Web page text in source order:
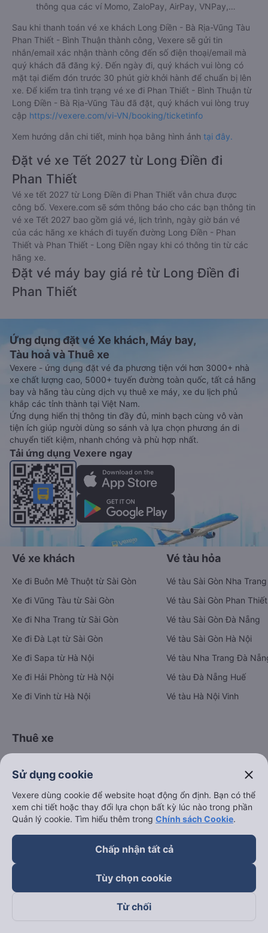
thông qua các ví Momo, ZaloPay, AirPay, VNPay,…
Sau khi thanh toán vé xe khách Long Điền - Bà Rịa-Vũng Tàu
Phan Thiết - Bình Thuận thành công, Vexere sẽ gửi tin
nhắn/email xác nhận thành công đến số điện thoại/email mà
quý khách đã đăng ký. Đến ngày đi, quý khách vui lòng có
mặt tại điểm đón trước 30 phút giờ khởi hành để chuẩn bị lên
xe. Để kiểm tra tình trạng vé xe đi Phan Thiết - Bình Thuận từ
Long Điền - Bà Rịa-Vũng Tàu đã đặt, quý khách vui lòng truy
cập https://vexere.com/vi-VN/booking/ticketinfo
Xem hướng dẫn chi tiết, minh họa bằng hình ảnh tại đây.
Đặt vé xe Tết 2027 từ Long Điền đi
Phan Thiết
Vé xe tết 2027 từ Long Điền đi Phan Thiết vẫn chưa được
công bố. Vexere.com sẽ sớm thông báo cho các bạn thông tin
vé xe Tết 2027 bao gồm giá vé, lịch trình, ngày giờ bán vé
của các hãng xe khách đi tuyến đường Long Điền - Phan
Thiết và Phan Thiết - Long Điền ngay khi có thông tin từ các
hãng xe.
Đặt vé máy bay giá rẻ từ Long Điền đi
Phan Thiết
Ứng dụng đặt vé Xe khách, Máy bay,
Tàu hoả và Thuê xe
Vexere - ứng dụng đặt vé đa phương tiện với hơn 3000+ nhà
xe chất lượng cao, 5000+ tuyến đường toàn quốc, tất cả hãng
bay và hãng tàu cùng dịch vụ thuê xe máy, xe du lịch phủ
khắp các tỉnh thành tại Việt Nam.
Ứng dụng hiển thị thông tin đầy đủ, minh bạch cùng vô vàn
tiện ích giúp người dùng so sánh và lựa chọn phương án di
chuyển tiết kiệm, nhanh chóng và phù hợp nhất.
Tải ứng dụng Vexere ngay
Vé xe khách
Xe đi Buôn Mê Thuột từ Sài Gòn
Xe đi Vũng Tàu từ Sài Gòn
Xe đi Nha Trang từ Sài Gòn
Xe đi Đà Lạt từ Sài Gòn
Xe đi Sapa từ Hà Nội
Xe đi Hải Phòng từ Hà Nội
Xe đi Vinh từ Hà Nội
Vé tàu hỏa
Vé tàu Sài Gòn Nha Trang
Vé tàu Sài Gòn Phan Thiết
Vé tàu Sài Gòn Đà Nẵng
Vé tàu Sài Gòn Hà Nội
Vé tàu Nha Trang Đà
Vé tàu Đà Nẵng Huế
Vé tàu Hà Nội Vinh
Thuê xe
Hà Nội đi Hạ Long
Hà Nội đi Sa Pa
Hà Nội đi Tam Đảo
Đà Nẵng đi Hội An
Xem tất cả tuyến đường
Sử dụng cookie close
Vexere dùng cookie để website hoạt động ổn định. Bạn có thể
xem chi tiết hoặc thay đổi lựa chọn bất kỳ lúc nào trong phần
Quản lý cookie. Tìm hiểu thêm trong Chính sách Cookie.
Chấp nhận tất cả
Tùy chọn cookie
Từ chối